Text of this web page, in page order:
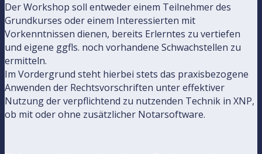
Der Workshop soll entweder einem Teilnehmer des
Grundkurses oder einem Interessierten mit
Vorkenntnissen dienen, bereits Erlerntes zu vertiefen
und eigene ggfls. noch vorhandene Schwachstellen zu
ermitteln.
Im Vordergrund steht hierbei stets das praxisbezogene
Anwenden der Rechtsvorschriften unter effektiver
Nutzung der verpflichtend zu nutzenden Technik in XNP,
ob mit oder ohne zusätzlicher Notarsoftware.